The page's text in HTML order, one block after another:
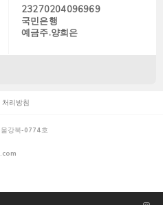
23270204096969
국민은행
예금주.양희은
처리방침
강북-0774호